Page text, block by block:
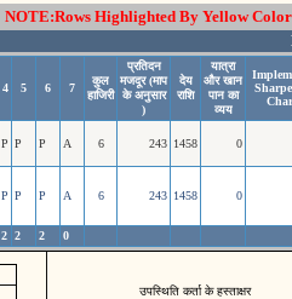
NOTE:Rows Highlighted By Yellow
4 5 6 7
कुल
हाजिरी
प्रतिदन
मजदूर (माप
के अनुसार
)
देय
राशि
यात्रा
और खान
पान का
व्यय
P P P A 6 243 1458 0
P P P A 6 243 1458 0
2 2 2 0
उपस्थिति कर्ता के हस्ताक्षर